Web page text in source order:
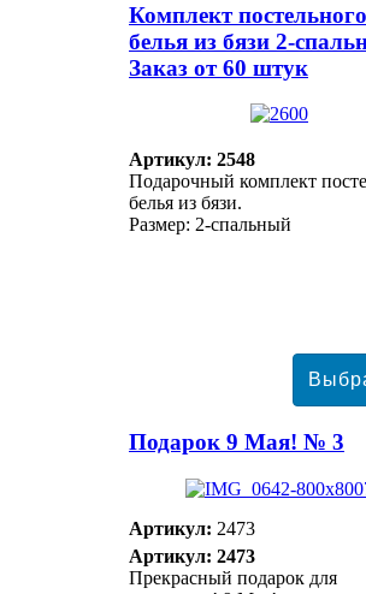
Комплект постельного
белья из бязи 2-
Заказ от 60 штук
Артикул: 2548
Подарочный комплект
белья из бязи.
Размер: 2-спальный
Подарок 9 Мая! № 3
Артикул: 2473
Артикул: 2473
Прекрасный подарок для